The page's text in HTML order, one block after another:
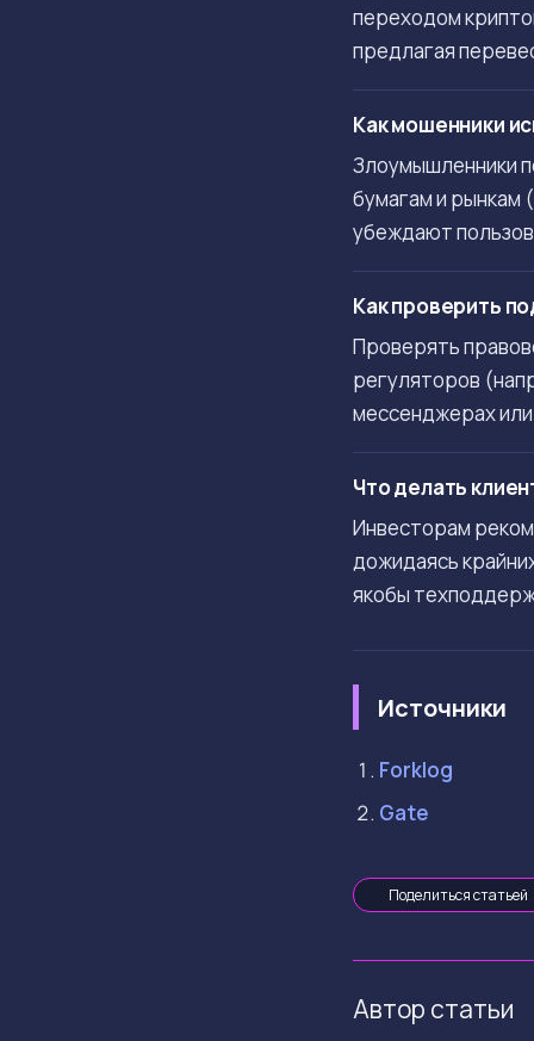
переходом
предлагая
Как мошенники
Злоумышленники
бумагам и рынкам
убеждают
Как проверить
Проверять
регуляторов
мессенджерах
Что делать
Инвесторам
дожидаясь
якобы
Источники
Forklog
Gate
Поделиться статьей
Автор статьи